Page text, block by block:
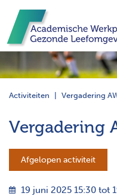
Activiteiten Vergadering
Vergadering
Afgelopen activiteit
19 juni 2025 15:30 tot